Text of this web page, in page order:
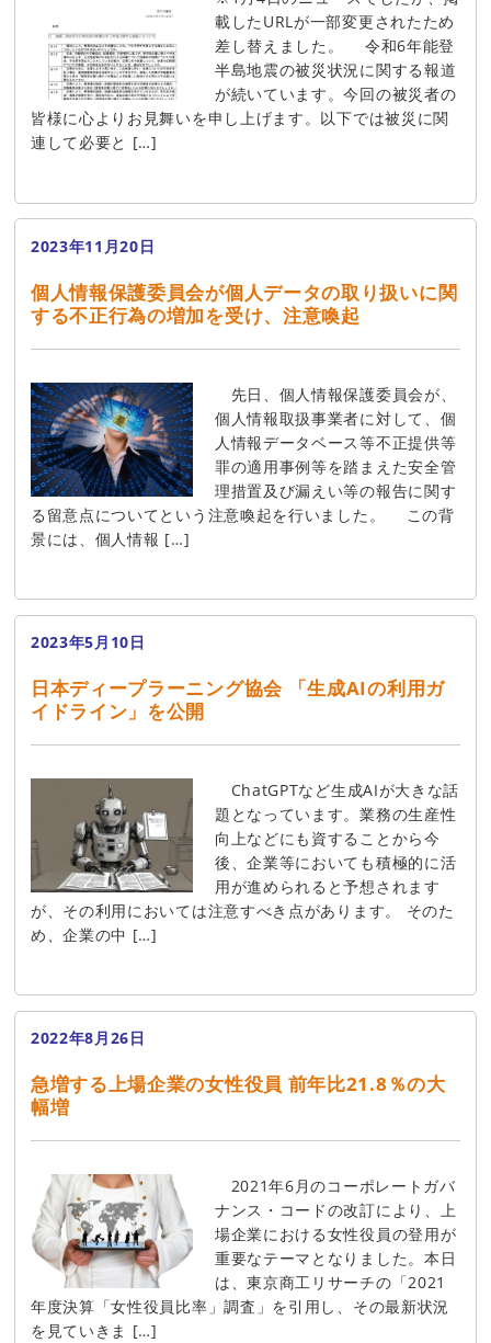
載したURLが一部変更されたため
差し替えました。 令和6年能登
半島地震の被災状況に関する報道
が続いています。今回の被災者の
皆様に心よりお見舞いを申し上げます。以下では被災に関
連して必要と […]
2023年11月20日
個人情報保護委員会が個人データの取り扱いに関
する不正行為の増加を受け、注意喚起
先日、個人情報保護委員会が、
個人情報取扱事業者に対して、個
人情報データベース等不正提供等
罪の適用事例等を踏まえた安全管
理措置及び漏えい等の報告に関す
る留意点についてという注意喚起を行いました。 この背
景には、個人情報 […]
2023年5月10日
日本ディープラーニング協会 「生成AIの利用ガ
イドライン」を公開
ChatGPTなど生成AIが大きな話
題となっています。業務の生産性
向上などにも資することから今
後、企業等においても積極的に活
用が進められると予想されます
が、その利用においては注意すべき点があります。 そのた
め、企業の中 […]
2022年8月26日
急増する上場企業の女性役員 前年比21.8％の大
幅増
2021年6月のコーポレートガバ
ナンス・コードの改訂により、上
場企業における女性役員の登用が
重要なテーマとなりました。本日
は、東京商工リサーチの「2021
年度決算「女性役員比率」調査」を引用し、その最新状況
を見ていきま […]